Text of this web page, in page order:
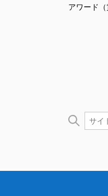
アワード